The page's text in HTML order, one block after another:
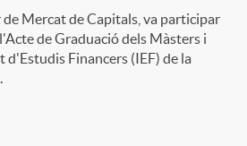
Mercat de Capitals, va participar
de Graduació dels Màsters i
Financers (IEF) de la